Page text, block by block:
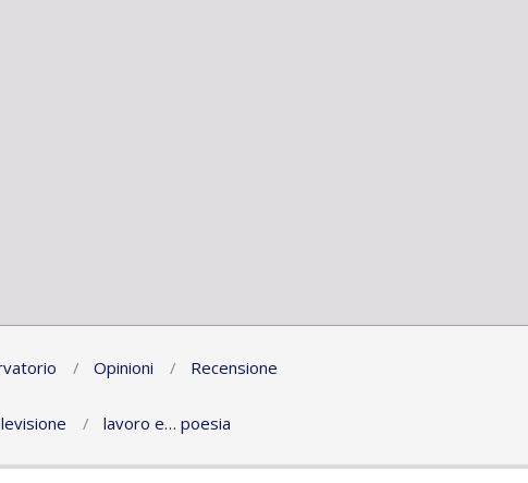
Opinioni Recensione
lavoro e… poesia